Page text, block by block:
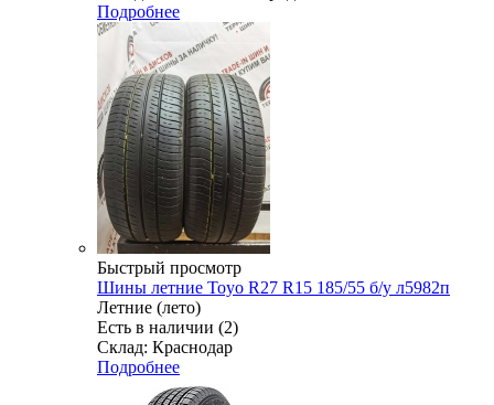
Подробнее
Быстрый просмотр
Шины летние Toyo R27 R15 185/55 б/у л5982п
Летние (лето)
Есть в наличии (2)
Склад: Краснодар
Подробнее